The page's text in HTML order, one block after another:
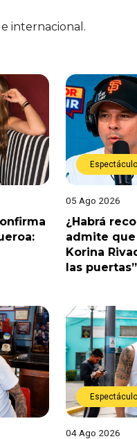
internacional.
05 Ago 2026
¿Habrá
admite
Korina
las puertas”
04 Ago 2026